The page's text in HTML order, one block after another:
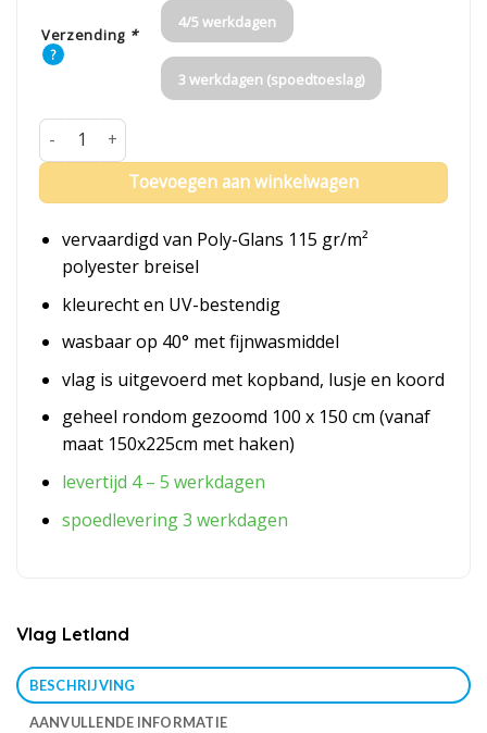
Verzending *
?
4/5 werkdagen
3 werkdagen (spoedtoeslag)
Vlag Letland aantal
Toevoegen aan winkelwagen
vervaardigd van Poly-Glans 115 gr/m²
polyester breisel
kleurecht en UV-bestendig
wasbaar op 40° met fijnwasmiddel
vlag is uitgevoerd met kopband, lusje en koord
geheel rondom gezoomd 100 x 150 cm (vanaf
maat 150x225cm met haken)
levertijd 4 – 5 werkdagen
spoedlevering 3 werkdagen
Vlag Letland
BESCHRIJVING
AANVULLENDE INFORMATIE